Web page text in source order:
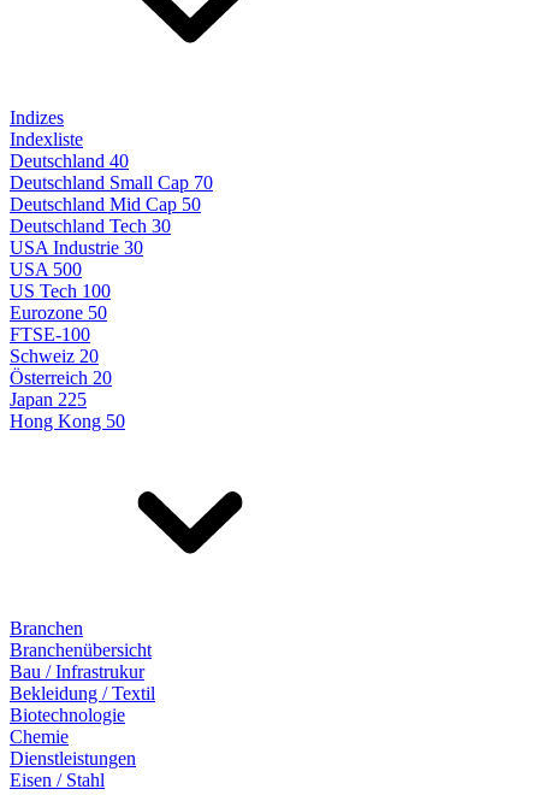
Indizes
Indexliste
Deutschland 40
Deutschland Small Cap 70
Deutschland Mid Cap 50
Deutschland Tech 30
USA Industrie 30
USA 500
US Tech 100
Eurozone 50
FTSE-100
Schweiz 20
Österreich 20
Japan 225
Hong Kong 50
Branchen
Branchenübersicht
Bau / Infrastrukur
Bekleidung / Textil
Biotechnologie
Chemie
Dienstleistungen
Eisen / Stahl